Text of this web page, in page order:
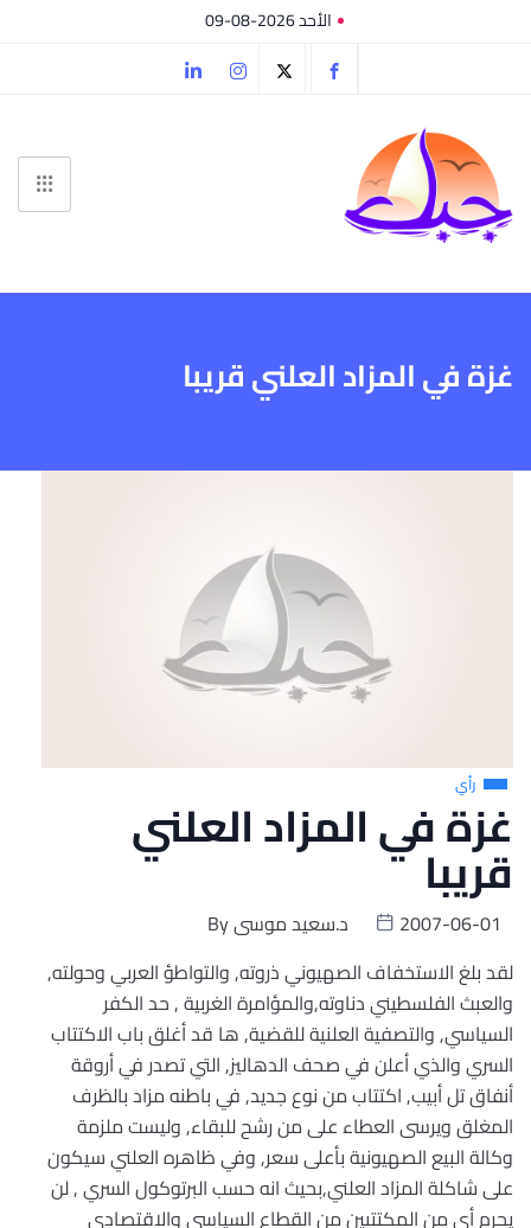
الأحد 2026-08-09
غزة في المزاد العلني قريبا
رأي
غزة في المزاد العلني
قريبا
Byد.سعيد موسى
2007-06-01
لقد بلغ الاستخفاف الصهيوني ذروته, والتواطؤ العربي وحولته,
والعبث الفلسطيني دناوته,والمؤامرة الغربية , حد الكفر
السياسي, والتصفية العلنية للقضية, ها قد أغلق باب الاكتتاب
السري والذي أعلن في صحف الدهاليز, التي تصدر في أروقة
أنفاق تل أبيب, اكتتاب من نوع جديد, في باطنه مزاد بالظرف
المغلق ويرسى العطاء على من رشح للبقاء, وليست ملزمة
وكالة البيع الصهيونية بأعلى سعر, وفي ظاهره العلني سيكون
على شاكلة المزاد العلني,بحيث انه حسب البرتوكول السري , لن
يحرم أي من المكتتبين من القطاع السياسي والاقتصادي